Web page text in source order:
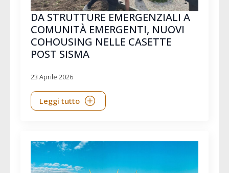
DA STRUTTURE EMERGENZIALI A
COMUNITÀ EMERGENTI, NUOVI
COHOUSING NELLE CASETTE
POST SISMA
23 Aprile 2026
Leggi tutto